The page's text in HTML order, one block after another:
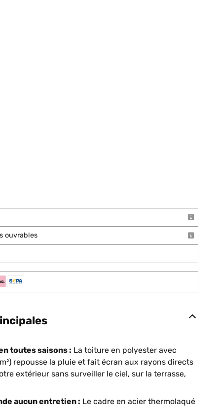
ouvrables
toutes saisons : La toiture en polyester avec
repousse la pluie et fait écran aux rayons directs
extérieur sans surveiller le ciel, sur la terrasse,
aucun entretien : Le cadre en acier thermolaqué